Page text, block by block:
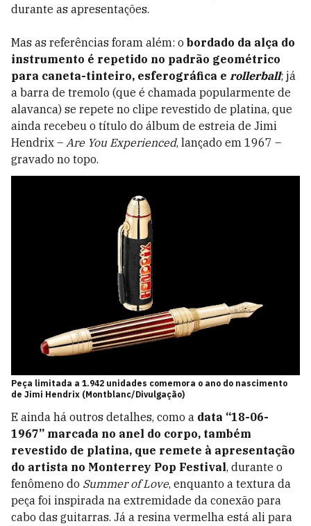
durante as apresentações.
Mas as referências foram além: o bordado da alça do
instrumento é repetido no padrão geométrico
para caneta-tinteiro, esferográfica e rollerball; já
a barra de tremolo (que é chamada popularmente de
alavanca) se repete no clipe revestido de platina, que
ainda recebeu o título do álbum de estreia de Jimi
Hendrix – Are You Experienced, lançado em 1967 –
gravado no topo.
Peça limitada a 1.942 unidades comemora o ano do nascimento
de Jimi Hendrix (Montblanc/Divulgação)
E ainda há outros detalhes, como a data “18-06-
1967” marcada no anel do corpo, também
revestido de platina, que remete à apresentação
do artista no Monterrey Pop Festival, durante o
fenômeno do Summer of Love, enquanto a textura da
peça foi inspirada na extremidade da conexão para
cabo das guitarras. Já a resina vermelha está ali para